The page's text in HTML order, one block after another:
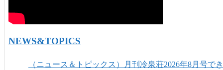
NEWS&TOPICS
（ニュース＆トピックス）月刊冷泉荘2026年8月号でき